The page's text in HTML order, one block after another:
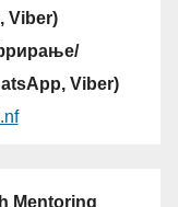
Viber)
Viber)
Mentoring